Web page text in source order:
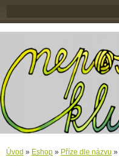
Úvod » Eshop » Příze dle názvu »